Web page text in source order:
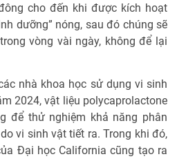
cho đến khi được kích hoạt
dưỡng” nóng, sau đó chúng sẽ
vòng vài ngày, không để lại
nhà khoa học sử dụng vi sinh
2024, vật liệu polycaprolactone
để thử nghiệm khả năng phân
vi sinh vật tiết ra. Trong khi đó,
Đại học California cũng tạo ra